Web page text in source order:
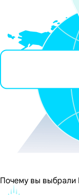
Почему вы выбрали